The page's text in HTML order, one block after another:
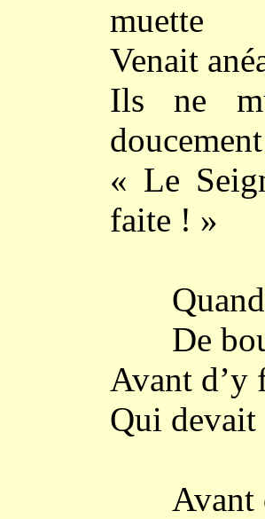
muette
Venait
Ils ne
« Le
faite ! »
Quand
De
Avant d’y
Qui devait
Avant